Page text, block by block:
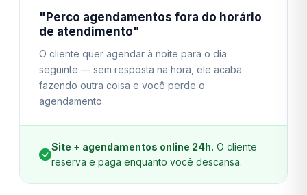
"Perco agendamentos fora do horário
de atendimento"
O cliente quer agendar à noite para o dia
seguinte — sem resposta na hora, ele acaba
fazendo outra coisa e você perde o
agendamento.
Site + agendamentos online 24h. O cliente
reserva e paga enquanto você descansa.